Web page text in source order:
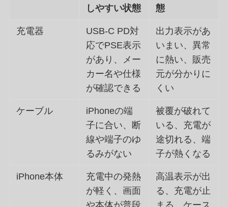
しやすい状態
態
充電器
USB-C PD対
応でPSE表示
があり、メー
カー名や仕様
が確認できる
出力表示があ
いまい、異常
に熱い、販売
元が分かりに
くい
ケーブル
iPhoneの端
子に合い、断
線や端子のゆ
るみがない
被覆が破れて
いる、充電が
途切れる、端
子が熱くなる
iPhone本体
充電中の発熱
が軽く、画面
高温表示が出
る、充電が止